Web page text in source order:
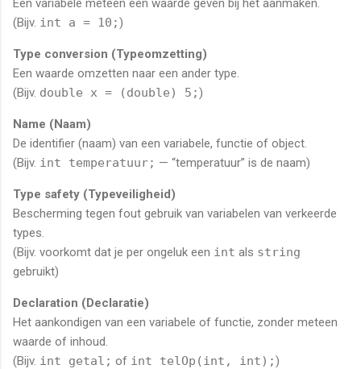
(Bijv. int a = 10;)
Type conversion (Typeomzetting)
Een waarde omzetten naar een ander type.
(Bijv. double x = (double) 5;)
Name (Naam)
De identifier (naam) van een variabele, functie of object.
(Bijv. int temperatuur; — “temperatuur” is de naam)
Type safety (Typeveiligheid)
Bescherming tegen fout gebruik van variabelen van verkeerde
types.
(Bijv. voorkomt dat je per ongeluk een int als string
gebruikt)
Declaration (Declaratie)
Het aankondigen van een variabele of functie, zonder meteen
waarde of inhoud.
(Bijv. int getal; of int telOp(int, int);)